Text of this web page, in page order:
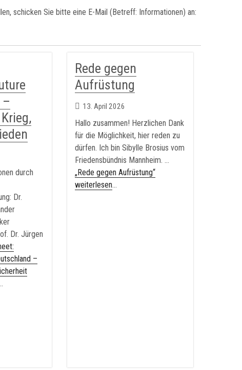
schicken Sie bitte eine E-Mail (Betreff: Informationen) an:
durch
Dr.
Dr. Jürgen
–
Rede gegen
Aufrüstung
13. April 2026
Hallo zusammen! Herzlichen Dank
für die Möglichkeit, hier reden zu
dürfen. Ich bin Sibylle Brosius vom
Friedensbündnis Mannheim. …
„Rede gegen Aufrüstung“
weiterlesen...